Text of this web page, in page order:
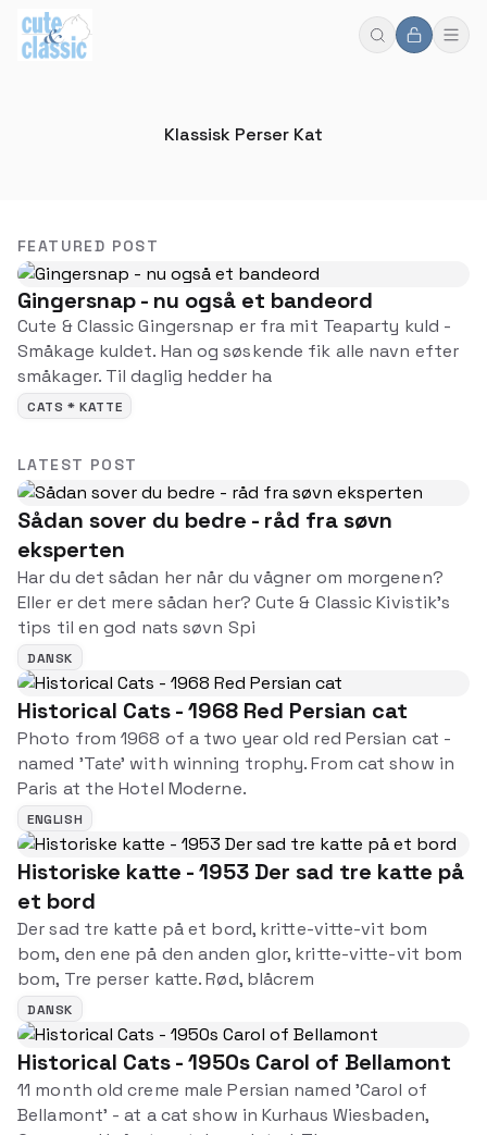
Klassisk Perser Kat
FEATURED POST
Gingersnap - nu også et bandeord
Cute & Classic Gingersnap er fra mit Teaparty kuld -
Småkage kuldet. Han og søskende fik alle navn efter
småkager. Til daglig hedder ha
CATS * KATTE
LATEST POST
Sådan sover du bedre - råd fra søvn
eksperten
Har du det sådan her når du vågner om morgenen?
Eller er det mere sådan her? Cute & Classic Kivistik’s
tips til en god nats søvn Spi
DANSK
Historical Cats - 1968 Red Persian cat
Photo from 1968 of a two year old red Persian cat -
named 'Tate' with winning trophy. From cat show in
Paris at the Hotel Moderne.
ENGLISH
Historiske katte - 1953 Der sad tre katte på
et bord
Der sad tre katte på et bord, kritte-vitte-vit bom
bom, den ene på den anden glor, kritte-vitte-vit bom
bom, Tre perser katte. Rød, blåcrem
DANSK
Historical Cats - 1950s Carol of Bellamont
11 month old creme male Persian named 'Carol of
Bellamont' - at a cat show in Kurhaus Wiesbaden,